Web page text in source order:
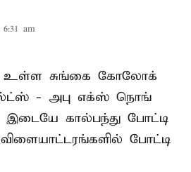
am
உள்ள சுங்கை கோலோக்
- அபு எக்ஸ் நொங்
இடையே கால்பந்து போட்டி
விளையாட்டரங்களில் போட்டி